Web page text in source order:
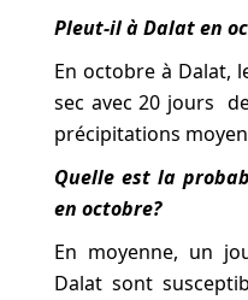
Pleut-il à Dalat en
En octobre à Dalat,
sec avec 20 jours
précipitations
Quelle est la
en octobre?
En moyenne, un
Dalat sont